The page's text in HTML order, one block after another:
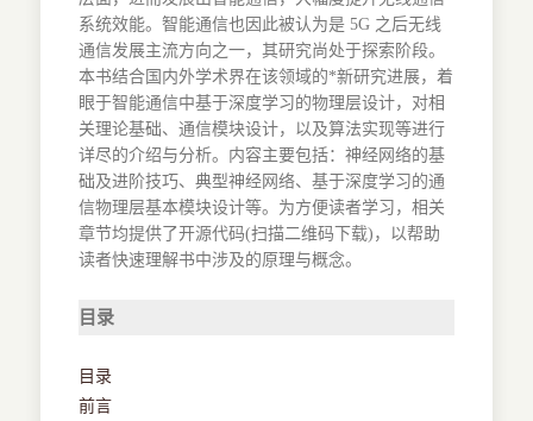
系统效能。智能通信也因此被认为是 5G 之后无线
通信发展主流方向之一，其研究尚处于探索阶段。
本书结合国内外学术界在该领域的*新研究进展，着
眼于智能通信中基于深度学习的物理层设计，对相
关理论基础、通信模块设计，以及算法实现等进行
详尽的介绍与分析。内容主要包括：神经网络的基
础及进阶技巧、典型神经网络、基于深度学习的通
信物理层基本模块设计等。为方便读者学习，相关
章节均提供了开源代码(扫描二维码下载)，以帮助
读者快速理解书中涉及的原理与概念。
目录
目录
前言